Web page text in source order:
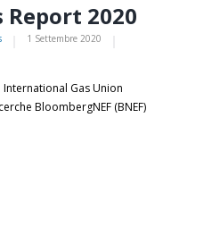
Report 2020
1 Settembre 2020
Gas Union
BloombergNEF (BNEF)